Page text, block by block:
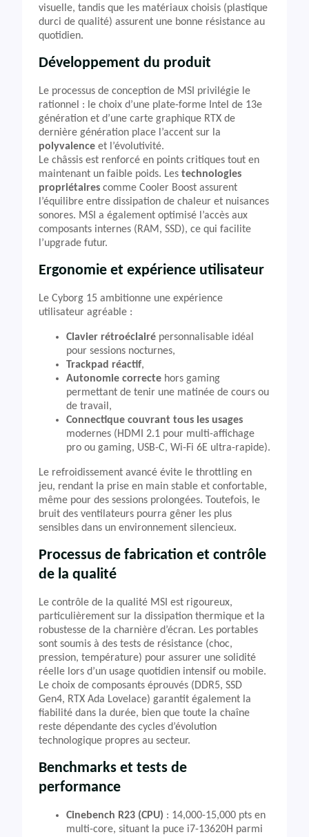
visuelle, tandis que les matériaux choisis (plastique
durci de qualité) assurent une bonne résistance au
quotidien.
Développement du produit
Le processus de conception de MSI privilégie le
rationnel : le choix d’une plate-forme Intel de 13e
génération et d’une carte graphique RTX de
dernière génération place l’accent sur la
polyvalence et l’évolutivité.
Le châssis est renforcé en points critiques tout en
maintenant un faible poids. Les technologies
propriétaires comme Cooler Boost assurent
l’équilibre entre dissipation de chaleur et nuisances
sonores. MSI a également optimisé l’accès aux
composants internes (RAM, SSD), ce qui facilite
l’upgrade futur.
Ergonomie et expérience utilisateur
Le Cyborg 15 ambitionne une expérience
utilisateur agréable :
Clavier rétroéclairé personnalisable idéal
pour sessions nocturnes,
Trackpad réactif,
Autonomie correcte hors gaming
permettant de tenir une matinée de cours ou
de travail,
Connectique couvrant tous les usages
modernes (HDMI 2.1 pour multi-affichage
pro ou gaming, USB-C, Wi-Fi 6E ultra-rapide).
Le refroidissement avancé évite le throttling en
jeu, rendant la prise en main stable et confortable,
même pour des sessions prolongées. Toutefois, le
bruit des ventilateurs pourra gêner les plus
sensibles dans un environnement silencieux.
Processus de fabrication et contrôle
de la qualité
Le contrôle de la qualité MSI est rigoureux,
particulièrement sur la dissipation thermique et la
robustesse de la charnière d’écran. Les portables
sont soumis à des tests de résistance (choc,
pression, température) pour assurer une solidité
réelle lors d’un usage quotidien intensif ou mobile.
Le choix de composants éprouvés (DDR5, SSD
Gen4, RTX Ada Lovelace) garantit également la
fiabilité dans la durée, bien que toute la chaîne
reste dépendante des cycles d’évolution
technologique propres au secteur.
Benchmarks et tests de
performance
Cinebench R23 (CPU) : 14,000-15,000 pts en
multi-core, situant la puce i7-13620H parmi